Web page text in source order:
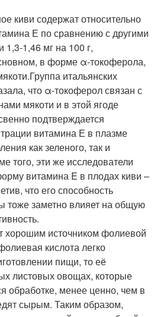
киви содержат относительно
Е по сравнению с другими
1,3-1,46 мг на 100 г,
в форме α-токоферола,
итальянских
что α-токоферол связан с
мякоти и в этой ягоде
подтверждается
витамина Е в плазме
как зеленого, так и
того, эти же исследователи
витамина E в плодах киви –
что его способность
тоже заметно влияет на общую
хорошим источником фолиевой
кислота легко
пищи, то её
листовых овощах, которые
обработке, менее ценно, чем в
сырым. Таким образом,